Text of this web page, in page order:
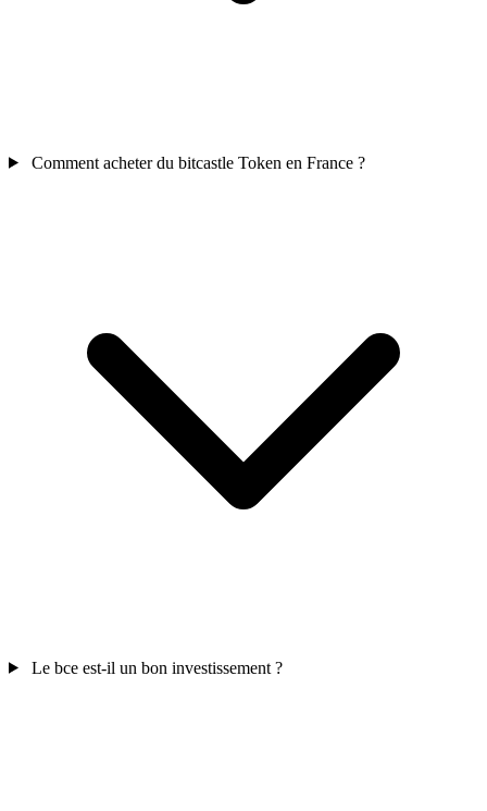
Comment acheter du bitcastle Token en France ?
Le bce est-il un bon investissement ?